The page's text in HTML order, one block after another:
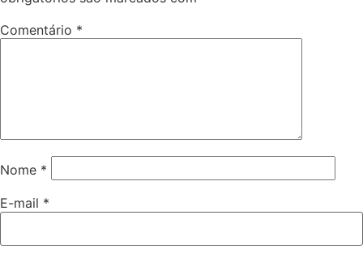
Comentário *
Nome *
E-mail *